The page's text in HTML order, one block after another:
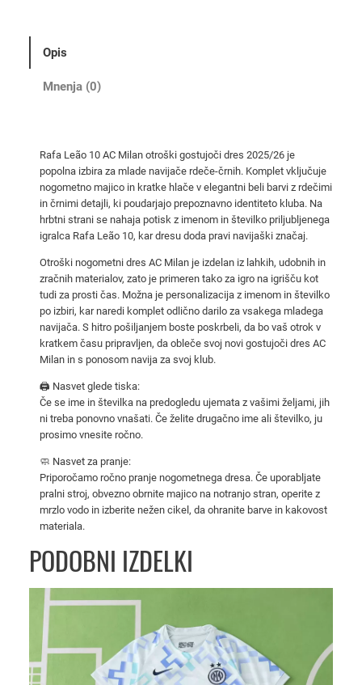
s
2
0
2
Opis
Mnenja (0)
Rafa Leão 10 AC Milan otroški gostujoči dres 2025/26 je
popolna izbira za mlade navijače rdeče-črnih. Komplet vključuje
nogometno majico in kratke hlače v elegantni beli barvi z rdečimi
in črnimi detajli, ki poudarjajo prepoznavno identiteto kluba. Na
hrbtni strani se nahaja potisk z imenom in številko priljubljenega
igralca Rafa Leão 10, kar dresu doda pravi navijaški značaj.
Otroški nogometni dres AC Milan je izdelan iz lahkih, udobnih in
zračnih materialov, zato je primeren tako za igro na igrišču kot
tudi za prosti čas. Možna je personalizacija z imenom in številko
po izbiri, kar naredi komplet odlično darilo za vsakega mladega
navijača. S hitro pošiljanjem boste poskrbeli, da bo vaš otrok v
kratkem času pripravljen, da obleče svoj novi gostujoči dres AC
Milan in s ponosom navija za svoj klub.
🖨️ Nasvet glede tiska:
Če se ime in številka na predogledu ujemata z vašimi željami, jih
ni treba ponovno vnašati. Če želite drugačno ime ali številko, ju
prosimo vnesite ročno.
🧼 Nasvet za pranje:
Priporočamo ročno pranje nogometnega dresa. Če uporabljate
pralni stroj, obvezno obrnite majico na notranjo stran, operite z
mrzlo vodo in izberite nežen cikel, da ohranite barve in kakovost
materiala.
PODOBNI IZDELKI